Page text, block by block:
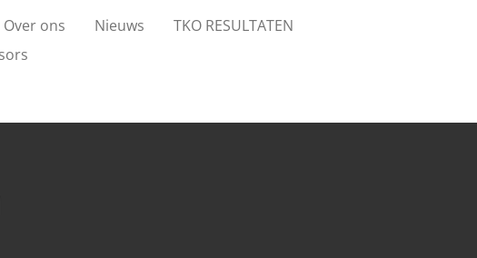
Over ons Nieuws
TKO RESULTATEN